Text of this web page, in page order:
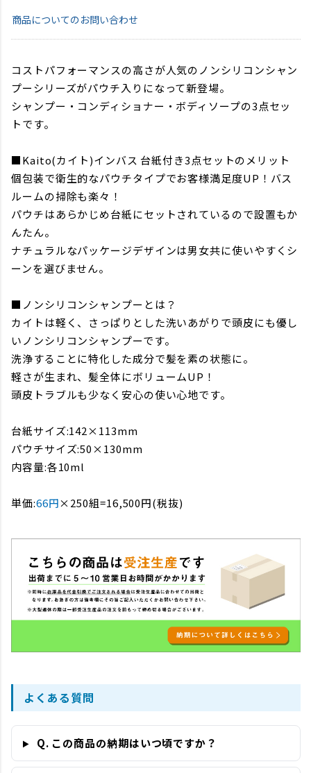
商品についてのお問い合わせ
コストパフォーマンスの高さが人気のノンシリコンシャン
プーシリーズがパウチ入りになって新登場。
シャンプー・コンディショナー・ボディソープの3点セッ
トです。
■Kaito(カイト)インバス 台紙付き3点セットのメリット
個包装で衛生的なパウチタイプでお客様満足度UP！バス
ルームの掃除も楽々！
パウチはあらかじめ台紙にセットされているので設置もか
んたん。
ナチュラルなパッケージデザインは男女共に使いやすくシ
ーンを選びません。
■ノンシリコンシャンプーとは？
カイトは軽く、さっぱりとした洗いあがりで頭皮にも優し
いノンシリコンシャンプーです。
洗浄することに特化した成分で髪を素の状態に。
軽さが生まれ、髪全体にボリュームUP！
頭皮トラブルも少なく安心の使い心地です。
台紙サイズ:142×113mm
パウチサイズ:50×130mm
内容量:各10ml
単価:66円×250組=16,500円(税抜)
よくある質問
Q. この商品の納期はいつ頃ですか？